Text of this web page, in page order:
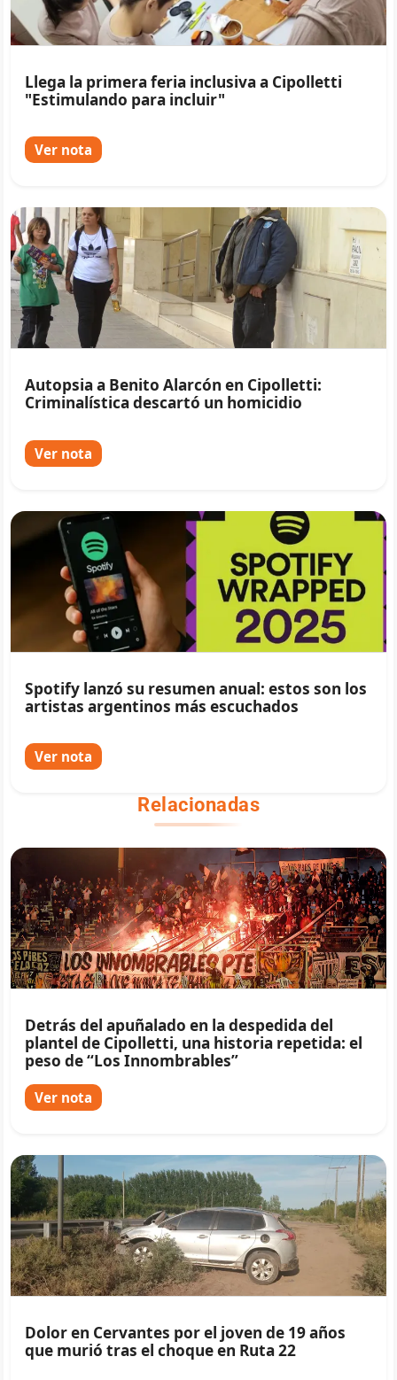
Llega la primera feria inclusiva a Cipolletti
"Estimulando para incluir"
Ver nota
Autopsia a Benito Alarcón en Cipolletti:
Criminalística descartó un homicidio
Ver nota
Spotify lanzó su resumen anual: estos son los
artistas argentinos más escuchados
Ver nota
Relacionadas
Detrás del apuñalado en la despedida del
plantel de Cipolletti, una historia repetida: el
peso de “Los Innombrables”
Ver nota
Dolor en Cervantes por el joven de 19 años
que murió tras el choque en Ruta 22